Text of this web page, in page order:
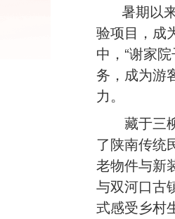
暑期以来
验项目，成
中，“谢家
务，成为游
力。
藏于三
了陕南传统
老物件与新
与双河口古
式感受乡村